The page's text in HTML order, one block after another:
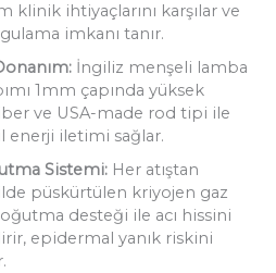
klinik ihtiyaçlarını karşılar ve
imkanı tanır.
İngiliz menşeli lamba
1mm çapında yüksek
ve USA-made rod tipi ile
enerji iletimi sağlar.
Sistemi:Her atıştan
püskürtülen kriyojen gaz
desteği ile acı hissini
epidermal yanık riskini